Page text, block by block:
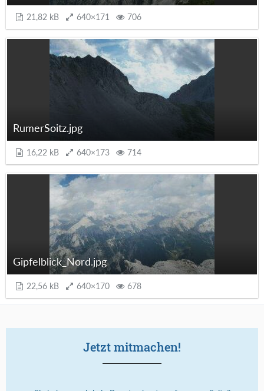
21,82 kB 640×171 706
RumerSoitz.jpg
16,22 kB 640×173 714
Gipfelblick_Nord.jpg
22,56 kB 640×170 678
Jetzt mitmachen!